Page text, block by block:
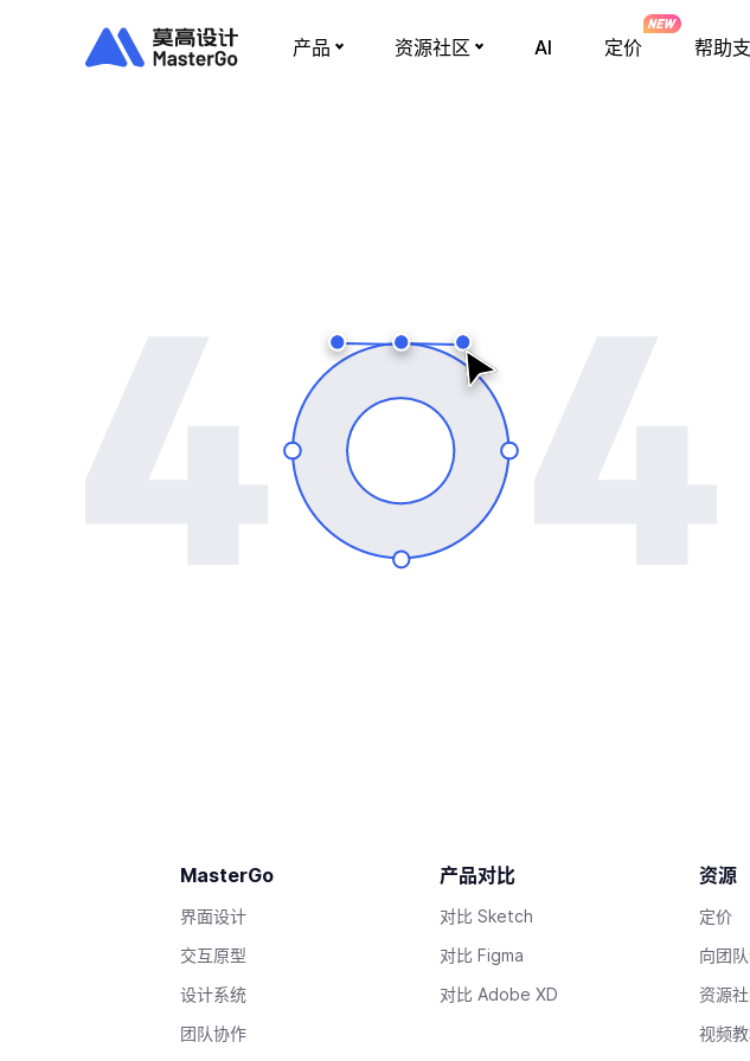
产品 资源社区 AI 定价 帮助
MasterGo
界面设计
交互原型
设计系统
团队协作
产品对比
对比 Sketch
对比 Figma
对比 Adobe XD
资源
定价
向团
资源
视频